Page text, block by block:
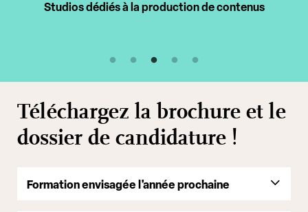
Studios dédiés à la production de contenus
Téléchargez la brochure et le
dossier de candidature !